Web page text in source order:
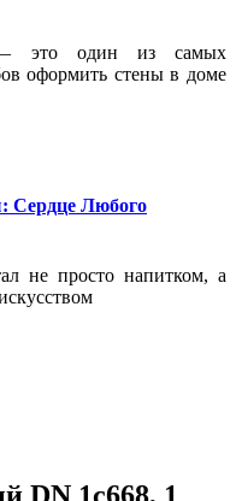
— это один из самых
оформить стены в доме
Сердце Любого
не просто напитком, а
DN 1с668, 1